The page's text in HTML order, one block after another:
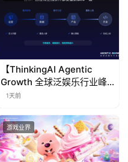
【ThinkingAI Agentic
Growth 全球泛娱乐行业峰
会】Agent 时代，人到底负
1天前
游戏业界